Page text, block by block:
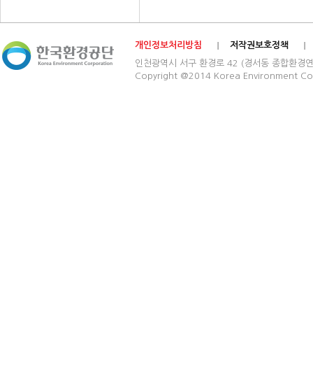
개인정보처리방침
저작권보호정책
인천광역시 서구 환경로 42 (경서동 종합
Copyright @2014 Korea Environment